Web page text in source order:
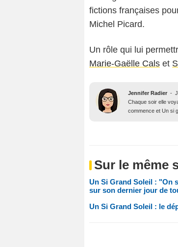
fictions françaises
Michel Picard.
Un rôle qui lui
Marie-Gaëlle Cals et
Jennifer Radier -
Chaque soir elle
commence et Un si
Sur le même
Un Si Grand Soleil : "On
sur son dernier jour de
Un Si Grand Soleil : le